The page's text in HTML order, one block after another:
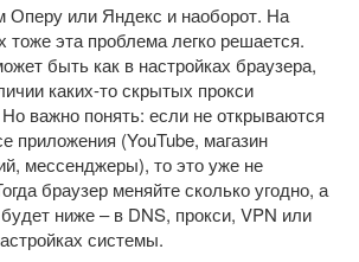
Оперу или Яндекс и наоборот. На
тоже эта проблема легко решается.
быть как в настройках браузера,
каких-то скрытых прокси
важно понять: если не открываются
приложения (YouTube, магазин
мессенджеры), то это уже не
браузер меняйте сколько угодно, а
ниже – в DNS, прокси, VPN или
системы.